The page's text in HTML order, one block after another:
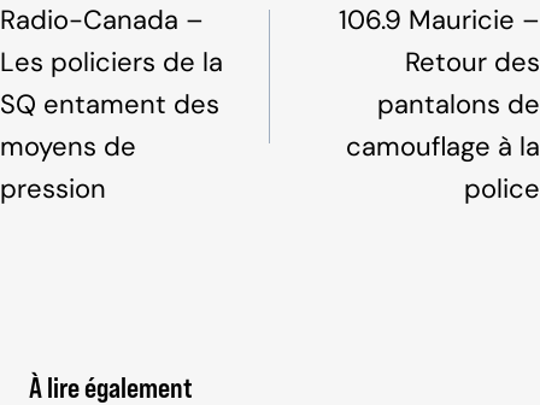
o
k
l'article
Radio-Canada –
Les policiers de la
SQ entament des
moyens de
pression
106.9 Mauricie –
Retour des
pantalons de
camouflage à la
police
À lire également